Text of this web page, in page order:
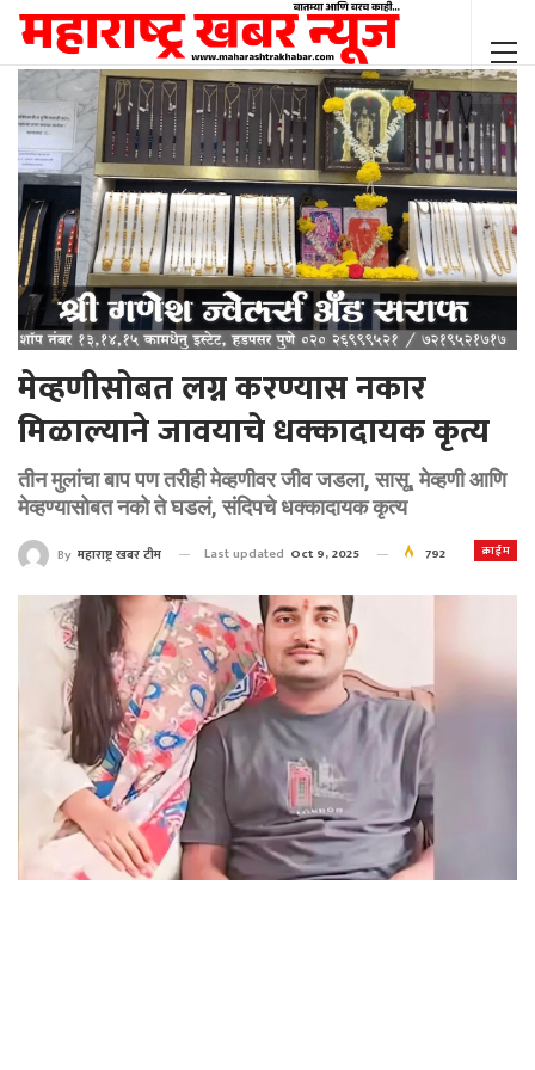
मेव्हणीसोबत लग्न करण्यास नकार
मिळाल्याने जावयाचे धक्कादायक कृत्य
तीन मुलांचा बाप पण तरीही मेव्हणीवर जीव जडला, सासू, मेव्हणी आणि
मेव्हण्यासोबत नको ते घडलं, संदिपचे धक्कादायक कृत्य
क्राईम
By महाराष्ट्र खबर टीम Last updated Oct 9, 2025 792